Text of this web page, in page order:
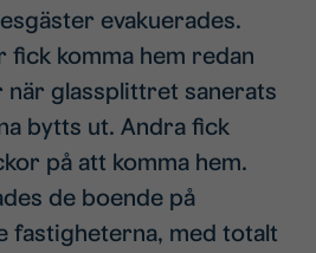
evakuerades.
fick komma hem redan
när glassplittret sanerats
bytts ut. Andra fick
på att komma hem.
de boende på
fastigheterna, med totalt